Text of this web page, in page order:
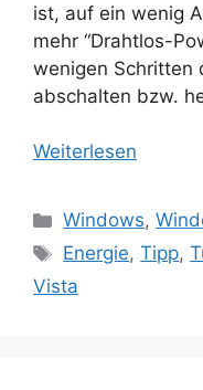
ist, auf ein wenig
mehr “Drahtlos-
wenigen Schritten
abschalten bzw.
Weiterlesen
Kategorien
Windows,
Schlagwörter
Energie,Tipp,
Vista